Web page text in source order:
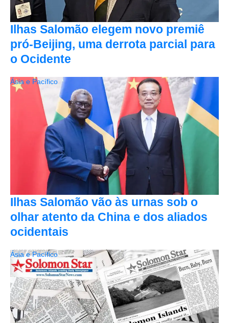
Ilhas Salomão elegem novo premiê
pró-Beijing, uma derrota parcial para
o Ocidente
Ilhas Salomão vão às urnas sob o
olhar atento da China e dos aliados
ocidentais
Ásia e Pacífico
Ásia e Pacífico